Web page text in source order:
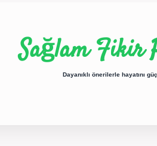
Sağlam Fikir
Dayanıklı önerilerle hayatını